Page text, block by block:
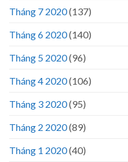
Tháng 7 2020(137)
Tháng 6 2020(140)
Tháng 5 2020(96)
Tháng 4 2020(106)
Tháng 3 2020(95)
Tháng 2 2020(89)
Tháng 1 2020(40)